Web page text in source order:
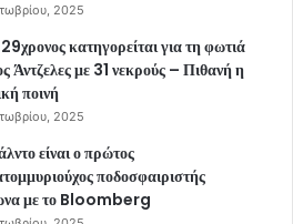
2025
κατηγορείται για τη φωτιά
Άντζελες με 31 νεκρούς – Πιθανή η
ποινή
2025
είναι ο πρώτος
ποδοσφαιριστής
με το Bloomberg